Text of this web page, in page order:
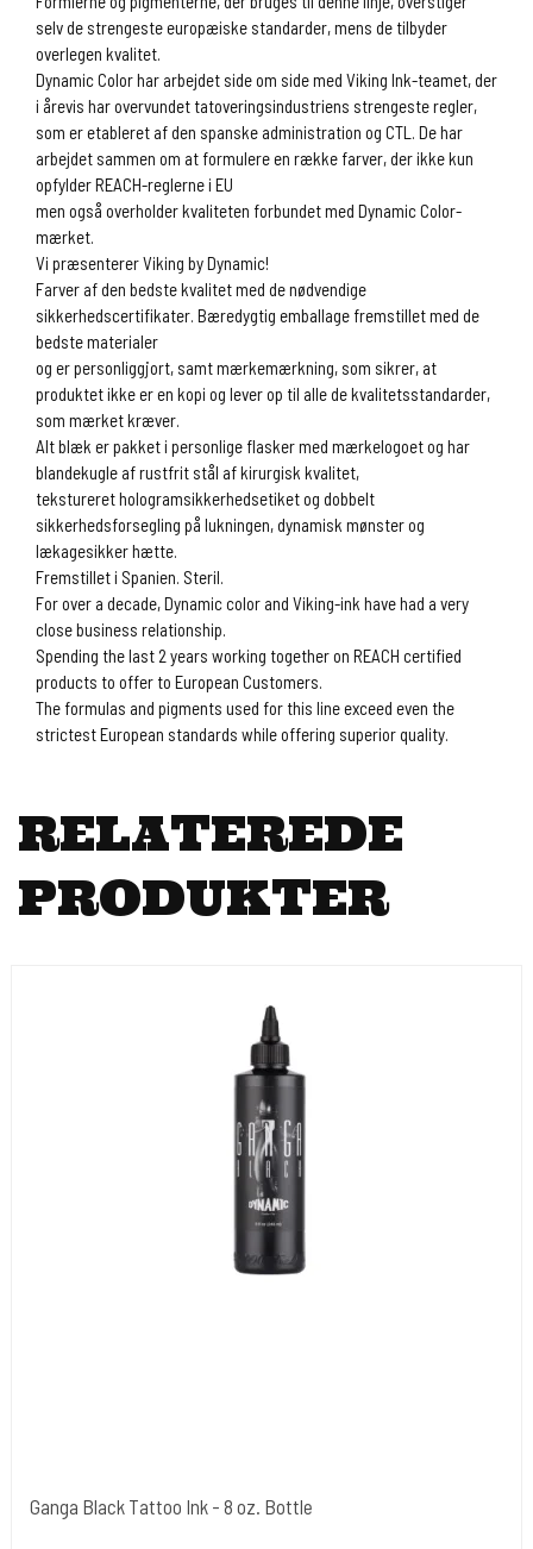
selv de strengeste europæiske standarder, mens de tilbyder
overlegen kvalitet.
Dynamic Color har arbejdet side om side med Viking Ink-teamet, der
i årevis har overvundet tatoveringsindustriens strengeste regler,
som er etableret af den spanske administration og CTL. De har
arbejdet sammen om at formulere en række farver, der ikke kun
opfylder REACH-reglerne i EU
men også overholder kvaliteten forbundet med Dynamic Color-
mærket.
Vi præsenterer Viking by Dynamic!
Farver af den bedste kvalitet med de nødvendige
sikkerhedscertifikater. Bæredygtig emballage fremstillet med de
bedste materialer
og er personliggjort, samt mærkemærkning, som sikrer, at
produktet ikke er en kopi og lever op til alle de kvalitetsstandarder,
som mærket kræver.
Alt blæk er pakket i personlige flasker med mærkelogoet og har
blandekugle af rustfrit stål af kirurgisk kvalitet,
tekstureret hologramsikkerhedsetiket og dobbelt
sikkerhedsforsegling på lukningen, dynamisk mønster og
lækagesikker hætte.
Fremstillet i Spanien. Steril.
For over a decade, Dynamic color and Viking-ink have had a very
close business relationship.
Spending the last 2 years working together on REACH certified
products to offer to European Customers.
The formulas and pigments used for this line exceed even the
strictest European standards while offering superior quality.
RELATEREDE
PRODUKTER
Ganga Black Tattoo Ink - 8 oz. Bottle